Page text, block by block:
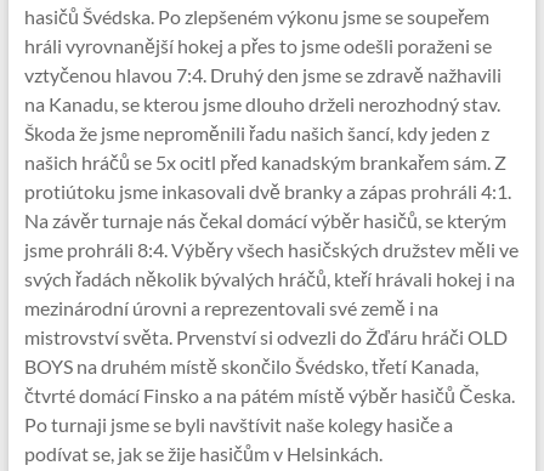
hasičů Švédska. Po zlepšeném výkonu jsme se soupeřem
hráli vyrovnanější hokej a přes to jsme odešli poraženi se
vztyčenou hlavou 7:4. Druhý den jsme se zdravě nažhavili
na Kanadu, se kterou jsme dlouho drželi nerozhodný stav.
Škoda že jsme neproměnili řadu našich šancí, kdy jeden z
našich hráčů se 5x ocitl před kanadským brankařem sám. Z
protiútoku jsme inkasovali dvě branky a zápas prohráli 4:1.
Na závěr turnaje nás čekal domácí výběr hasičů, se kterým
jsme prohráli 8:4. Výběry všech hasičských družstev měli ve
svých řadách několik bývalých hráčů, kteří hrávali hokej i na
mezinárodní úrovni a reprezentovali své země i na
mistrovství světa. Prvenství si odvezli do Žďáru hráči OLD
BOYS na druhém místě skončilo Švédsko, třetí Kanada,
čtvrté domácí Finsko a na pátém místě výběr hasičů Česka.
Po turnaji jsme se byli navštívit naše kolegy hasiče a
podívat se, jak se žije hasičům v Helsinkách.